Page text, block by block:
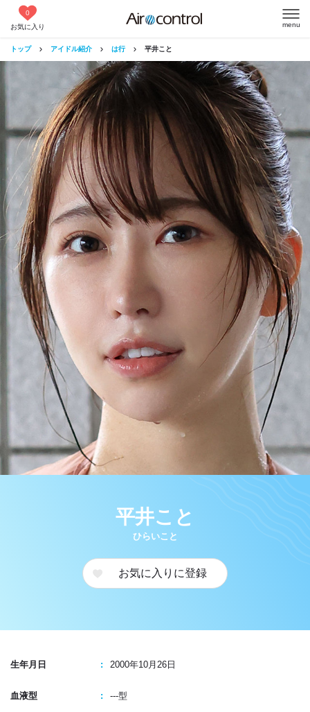
0
お気に入り
menu
トップ アイドル紹介 は行 平井こと
平井こと
ひらいこと
お気に入りに登録
生年月日 2000年10月26日
血液型 ---型